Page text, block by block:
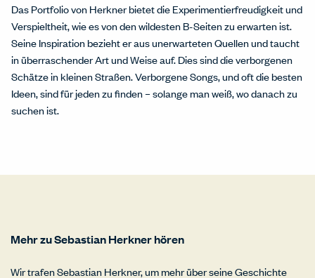
Das Portfolio von Herkner bietet die Experimentierfreudigkeit und
Verspieltheit, wie es von den wildesten B-Seiten zu erwarten ist.
Seine Inspiration bezieht er aus unerwarteten Quellen und taucht
in überraschender Art und Weise auf. Dies sind die verborgenen
Schätze in kleinen Straßen. Verborgene Songs, und oft die besten
Ideen, sind für jeden zu finden – solange man weiß, wo danach zu
suchen ist.
Mehr zu Sebastian Herkner hören
Wir trafen Sebastian Herkner, um mehr über seine Geschichte